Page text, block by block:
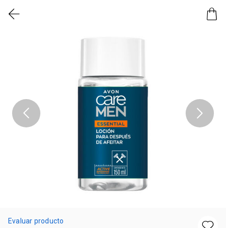
Evaluar producto